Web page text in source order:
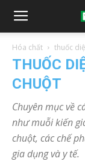
Hóa chất thuốc
THUỐC
CHUỘT
Chuyên mục về
như muỗi kiến
chuột, các chế
gia dụng và y tế.